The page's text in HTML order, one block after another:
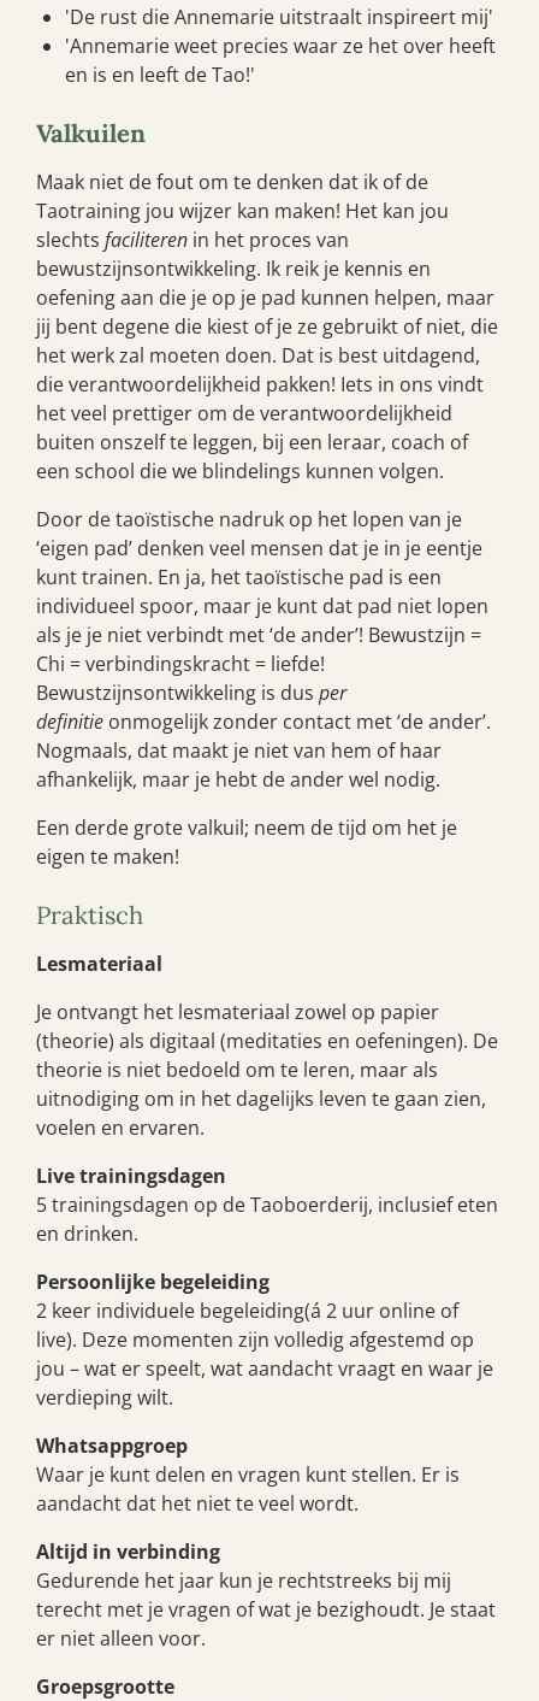
'De rust die Annemarie uitstraalt inspireert mij'
'Annemarie weet precies waar ze het over heeft
en is en leeft de Tao!'
Valkuilen
Maak niet de fout om te denken dat ik of de
Taotraining jou wijzer kan maken! Het kan jou
slechts faciliteren in het proces van
bewustzijnsontwikkeling. Ik reik je kennis en
oefening aan die je op je pad kunnen helpen, maar
jij bent degene die kiest of je ze gebruikt of niet, die
het werk zal moeten doen. Dat is best uitdagend,
die verantwoordelijkheid pakken! Iets in ons vindt
het veel prettiger om de verantwoordelijkheid
buiten onszelf te leggen, bij een leraar, coach of
een school die we blindelings kunnen volgen.
Door de taoïstische nadruk op het lopen van je
‘eigen pad’ denken veel mensen dat je in je eentje
kunt trainen. En ja, het taoïstische pad is een
individueel spoor, maar je kunt dat pad niet lopen
als je je niet verbindt met ‘de ander’! Bewustzijn =
Chi = verbindingskracht = liefde!
Bewustzijnsontwikkeling is dus per
definitie onmogelijk zonder contact met ‘de ander’.
Nogmaals, dat maakt je niet van hem of haar
afhankelijk, maar je hebt de ander wel nodig.
Een derde grote valkuil; neem de tijd om het je
eigen te maken!
Praktisch
Lesmateriaal
Je ontvangt het lesmateriaal zowel op papier
(theorie) als digitaal (meditaties en oefeningen). De
theorie is niet bedoeld om te leren, maar als
uitnodiging om in het dagelijks leven te gaan zien,
voelen en ervaren.
Live trainingsdagen
5 trainingsdagen op de Taoboerderij, inclusief eten
en drinken.
Persoonlijke begeleiding
2 keer individuele begeleiding(á 2 uur online of
live). Deze momenten zijn volledig afgestemd op
jou – wat er speelt, wat aandacht vraagt en waar je
verdieping wilt.
Whatsappgroep
Waar je kunt delen en vragen kunt stellen. Er is
aandacht dat het niet te veel wordt.
Altijd in verbinding
Gedurende het jaar kun je rechtstreeks bij mij
terecht met je vragen of wat je bezighoudt. Je staat
er niet alleen voor.
Groepsgrootte